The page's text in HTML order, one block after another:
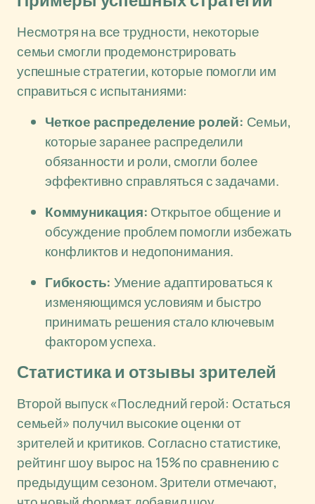
Несмотря на все трудности, некоторые
семьи смогли продемонстрировать
успешные стратегии, которые помогли им
справиться с испытаниями:
Четкое распределение ролей: Семьи,
которые заранее распределили
обязанности и роли, смогли более
эффективно справляться с задачами.
Коммуникация: Открытое общение и
обсуждение проблем помогли избежать
конфликтов и недопонимания.
Гибкость: Умение адаптироваться к
изменяющимся условиям и быстро
принимать решения стало ключевым
фактором успеха.
Статистика и отзывы зрителей
Второй выпуск «Последний герой: Остаться
семьей» получил высокие оценки от
зрителей и критиков. Согласно статистике,
рейтинг шоу вырос на 15% по сравнению с
предыдущим сезоном. Зрители отмечают,